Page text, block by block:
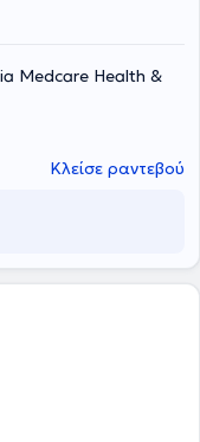
ειδικός σε
Ωοθηκικής
στη Β’ Πανεπιστημιακή
Επανειλημμένων
Είναι μέλος ΔΣ
-
καθώς και Πρόεδρος
Medcare Health &
Κλείσε ραντεβού